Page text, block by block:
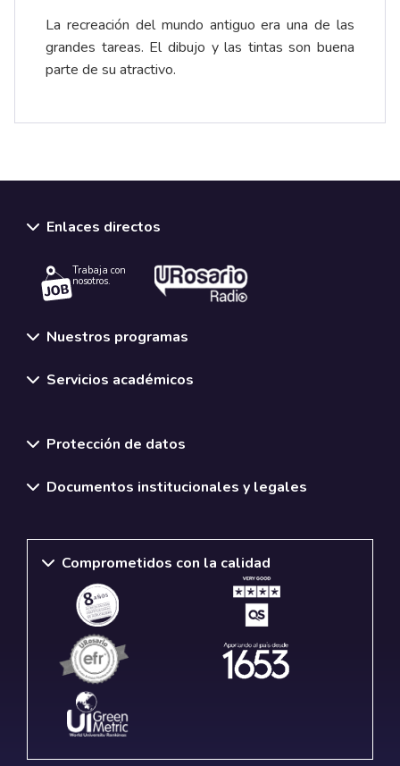
La recreación del mundo antiguo era una de las
grandes tareas. El dibujo y las tintas son buena
parte de su atractivo.
Enlaces directos
Trabaja con
nosotros.
Nuestros programas
Servicios académicos
Protección de datos
Documentos institucionales y legales
Comprometidos con la calidad